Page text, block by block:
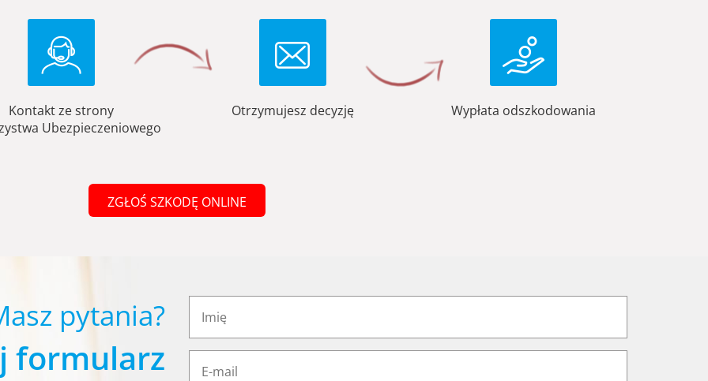
Kontakt ze strony
Ubezpieczeniowego
Otrzymujesz decyzję Wypłata odszkodowania
ZGŁOŚ SZKODĘ ONLINE
pytania?
formularz